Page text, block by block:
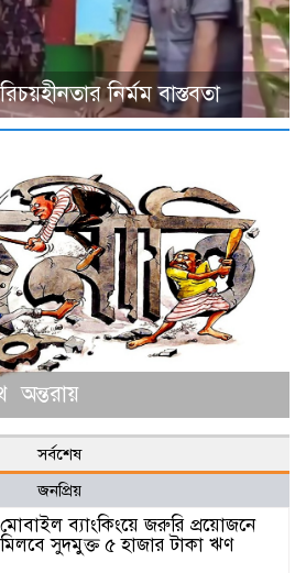
নির্মম বাস্তবতা
অন্তরায়
সর্বশেষ
জনপ্রিয়
মোবাইল ব্যাংকিংয়ে জরুরি প্রয়োজনে
মিলবে সুদমুক্ত ৫ হাজার টাকা ঋণ